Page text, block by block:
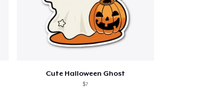
Cute Halloween Ghost
$7